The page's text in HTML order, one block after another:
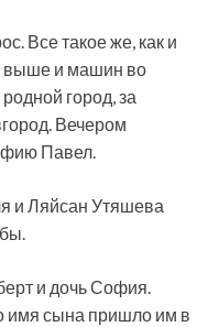
Все такое же, как и
выше и машин во
город, за
Вечером
Павел.
и Ляйсан Утяшева
и дочь София.
имя сына пришло им в